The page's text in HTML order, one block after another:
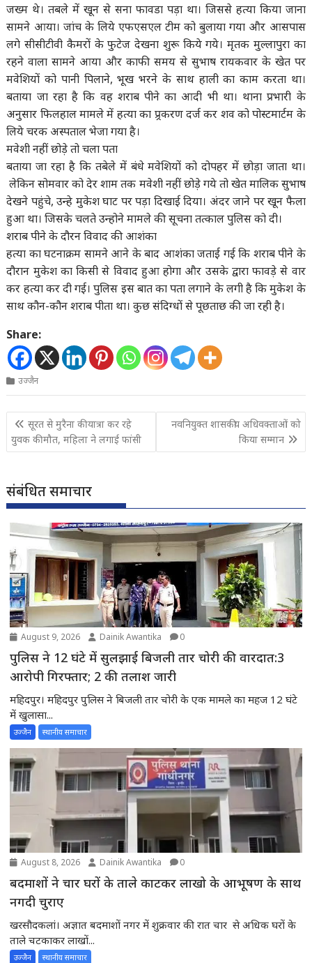
जख्म थे। तबले में खून से सना फावडा पड़ा था। जिससे हत्या किया जाना
सामने आया। जांच के लिये एफएसएल टीम को बुलाया गया और आसपास
लगे सीसीटीवी कैमरों के फुटेज देखना शुरू किये गये। मृतक मुल्लापुरा का
रहने वाला सामने आया और काफी समय से सुभाष रायकवार के खेत पर
मवेशियों को पानी पिलाने, भूख भरने के साथ हाली का काम करता था।
बताया जा रहा है कि वह शराब पीने का आदी भी था। थाना प्रभारी के
अनुसार फिलहाल मामले में हत्या का प्र्रकरण दर्ज कर शव को पोस्टमार्टम के
लिये चरक अस्पताल भेजा गया है।
मवेशी नहीं छोड़े तो चला पता
बताया जा रहा है कि तबेले में बंधे मवेशियों को दोपहर में छोड़ा जाता था।
लेकिन सोमवार को देर शाम तक मवेशी नहीं छोड़े गये तो खेत मालिक सुभाष
देखने पहुंचे, उन्हे मुकेश घाट पर पड़ा दिखाई दिया। अंदर जाने पर खून फैला
हुआ था। जिसके चलते उन्होने मामले की सूचना तत्काल पुलिस को दी।
शराब पीने के दौरन विवाद की आशंका
हत्या का घटनाक्रम सामने आने के बाद आशंका जताई गई कि शराब पीने के
दौरान मुकेश का किसी से विवाद हुआ होगा और उसके द्वारा फावड़े से वार
कर हत्या कर दी गई। पुलिस इस बात का पता लगाने के लगी है कि मुकेश के
साथ कौन-कौन शराब पीता था। कुछ संदिग्धों से पूछताछ की जा रही है।
Share:
उज्जैन
Post
navigation
सूरत से मुरैना की यात्रा कर रहे
युवक की मौत, महिला ने लगाई फांसी
नवनियुक्त शासकीय अधिवक्ताओं को
किया सम्मान
संबंधित समाचार
August 9, 2026 Dainik Awantika 0
पुलिस ने 12 घंटे में सुलझाई बिजली तार चोरी की वारदात:3
आरोपी गिरफ्तार; 2 की तलाश जारी
महिदपुर। महिदपुर पुलिस ने बिजली तार चोरी के एक मामले का महज 12 घंटे
में खुलासा...
उज्जैन स्थानीय समाचार
August 8, 2026 Dainik Awantika 0
बदमाशों ने चार घरों के ताले काटकर लाखो के आभूषण के साथ
नगदी चुराए
खरसौदकलां। अज्ञात बदमाशों नगर में शुक्रवार की रात चार से अधिक घरों के
ताले चटकाकर लाखों...
उज्जैन स्थानीय समाचार